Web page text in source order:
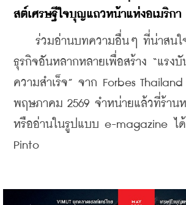
สต์เศรษฐีใจบุญแถวหน้าแห่งอเมริกา
ร่วมอ่านบทความอื่นๆ ที่น่าสนใจร
ธุรกิจอันหลากหลายเพื่อสร้าง “แรงบั
ความสำเร็จ” จาก Forbes
พฤษภาคม 2569 จำหน่ายแล้วที่ร้าน
หรืออ่านในรูปแบบ e-magazine ไ
Pinto